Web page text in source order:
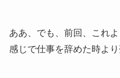
ああ、でも、前回、これ
感じで仕事を辞めた時より